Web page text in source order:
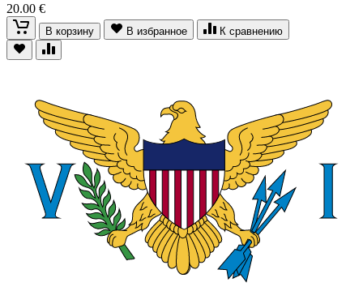
20.00 €
В корзину В избранное К сравнению